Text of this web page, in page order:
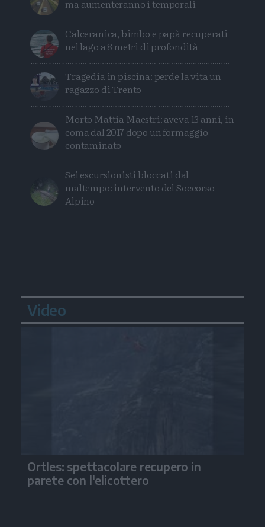
ma aumenteranno i temporali
Calceranica, bimbo e papà recuperati
nel lago a 8 metri di profondità
Tragedia in piscina: perde la vita un
ragazzo di Trento
Morto Mattia Maestri: aveva 13 anni, in
coma dal 2017 dopo un formaggio
contaminato
Sei escursionisti bloccati dal
maltempo: intervento del Soccorso
Alpino
Video
Ortles: spettacolare recupero in
parete con l'elicottero